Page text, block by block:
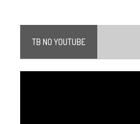
TB NO YOUTUBE